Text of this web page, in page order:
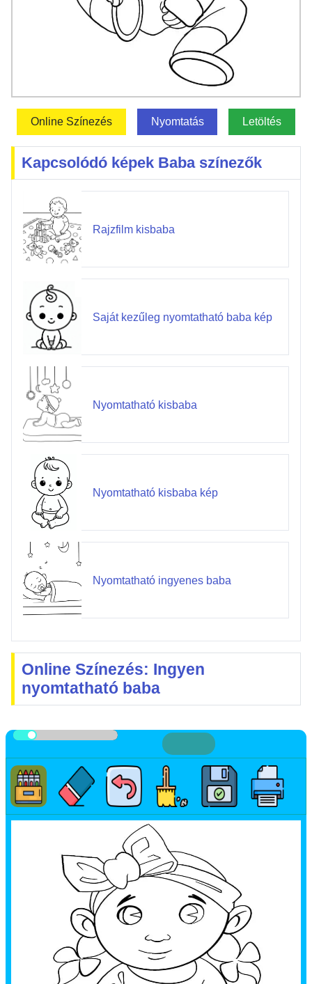
Online Színezés Nyomtatás Letöltés
Kapcsolódó képek Baba színezők
Rajzfilm kisbaba
Saját kezűleg nyomtatható baba kép
Nyomtatható kisbaba
Nyomtatható kisbaba kép
Nyomtatható ingyenes baba
Online Színezés: Ingyen
nyomtatható baba